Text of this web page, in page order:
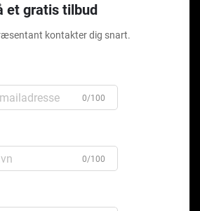
et gratis tilbud
kontakter dig snart.
0/100
0/100